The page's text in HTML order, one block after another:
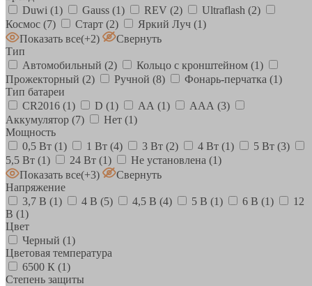
Duwi (1) Gauss (1) REV (2) Ultraflash (2)
Космос (7) Старт (2) Яркий Луч (1)
Показать все(+2)
Свернуть
Тип
Автомобильный (2) Кольцо с кронштейном (1)
Прожекторный (2) Ручной (8) Фонарь-перчатка (1)
Тип батареи
CR2016 (1) D (1) АА (1) ААА (3)
Аккумулятор (7) Нет (1)
Мощность
0,5 Вт (1) 1 Вт (4) 3 Вт (2) 4 Вт (1) 5 Вт (3)
5,5 Вт (1) 24 Вт (1) Не установлена (1)
Показать все(+3)
Свернуть
Напряжение
3,7 В (1) 4 В (5) 4,5 В (4) 5 В (1) 6 В (1)
12
В (1)
Цвет
Черный (1)
Цветовая температура
6500 К (1)
Степень защиты